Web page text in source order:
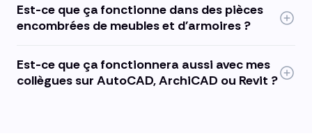
Est-ce que ça fonctionne dans des pièces
encombrées de meubles et d'armoires ?
Est-ce que ça fonctionnera aussi avec mes
collègues sur AutoCAD, ArchiCAD ou Revit ?